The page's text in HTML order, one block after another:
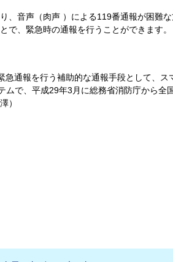
、音声（肉声 ）による119番通報が困難
、緊急時の通報を行うことができます。
通報を行う補助的な通報手段として、
で、平成29年3月に総務省消防庁から全
）